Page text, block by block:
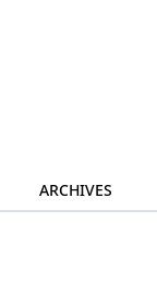
ARCHIVES